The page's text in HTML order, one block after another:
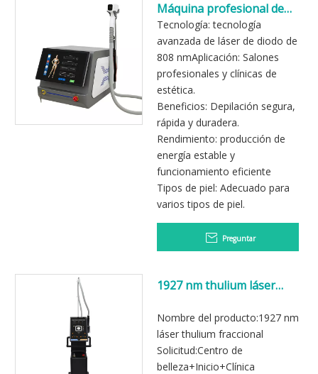
Máquina profesional de
depilación láser de diodo
de 808nm para salón
Tecnología: tecnología
avanzada de láser de diodo de
808 nmAplicación: Salones
profesionales y clínicas de
estética.
Beneficios: Depilación segura,
rápida y duradera.
Rendimiento: producción de
energía estable y
funcionamiento eficiente
Tipos de piel: Adecuado para
varios tipos de piel.
Preguntar
1927 nm thulium láser
Nombre del producto:1927 nm
láser thulium fraccional
Solicitud:Centro de
belleza+Inicio+Clínica